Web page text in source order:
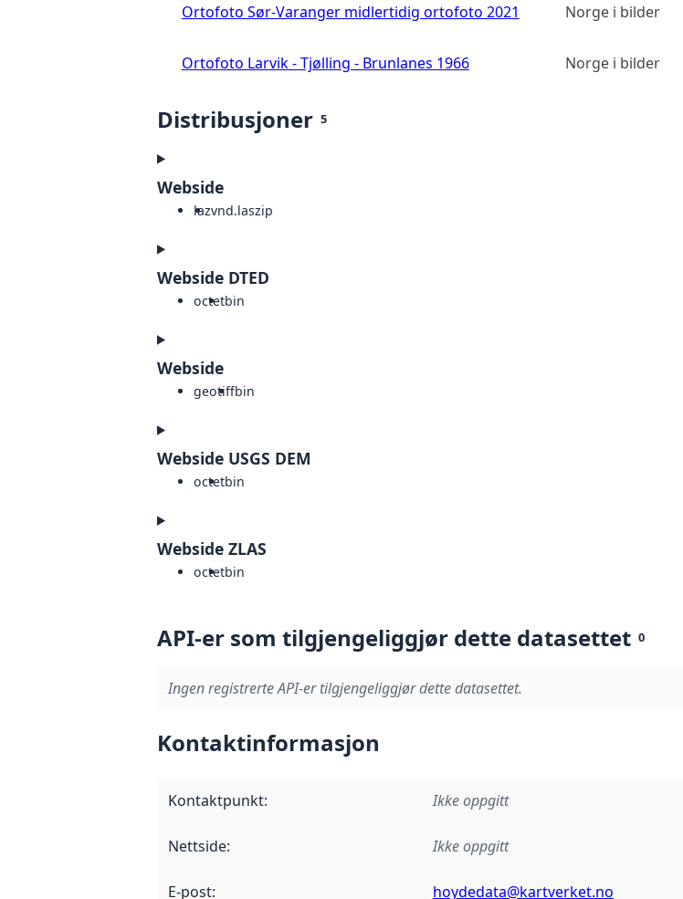
Ortofoto Sør-Varanger midlertidig ortofoto 2021 Norge i bilder
Ortofoto Larvik - Tjølling - Brunlanes 1966 Norge i bilder
Distribusjoner 5
Webside
lazvnd.laszip
Webside DTED
octetbin
Webside
geotiffbin
Webside USGS DEM
octetbin
Webside ZLAS
octetbin
API-er som tilgjengeliggjør dette datasettet 0
Ingen registrerte API-er tilgjengeliggjør dette datasettet.
Kontaktinformasjon
Kontaktpunkt: Ikke oppgitt
Nettside: Ikke oppgitt
E-post: hoydedata@kartverket.no